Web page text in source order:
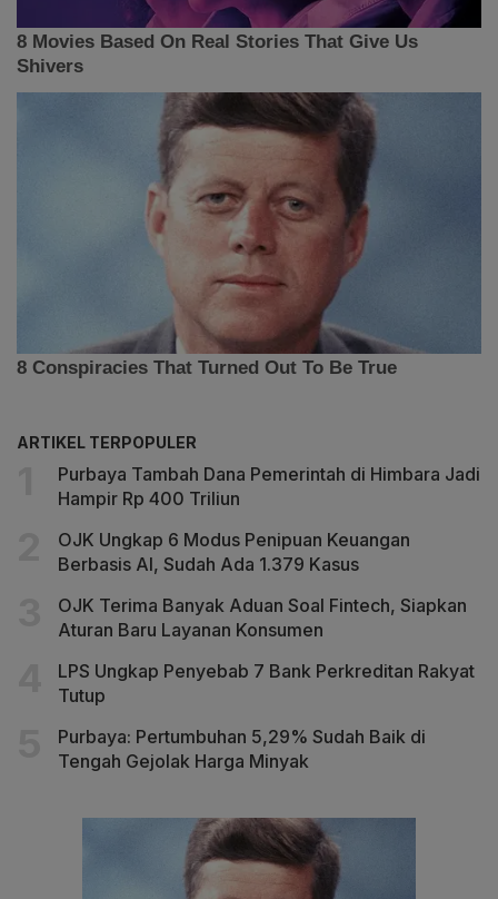
ARTIKEL TERPOPULER
Purbaya Tambah Dana Pemerintah di Himbara Jadi
Hampir Rp 400 Triliun
OJK Ungkap 6 Modus Penipuan Keuangan
Berbasis AI, Sudah Ada 1.379 Kasus
OJK Terima Banyak Aduan Soal Fintech, Siapkan
Aturan Baru Layanan Konsumen
LPS Ungkap Penyebab 7 Bank Perkreditan Rakyat
Tutup
Purbaya: Pertumbuhan 5,29% Sudah Baik di
Tengah Gejolak Harga Minyak